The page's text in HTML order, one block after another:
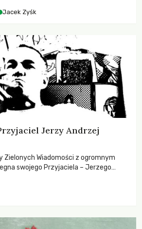
Jacek Zyśk
Jerzy Andrzej
Zielonych Wiadomości z ogromnym
swojego Przyjaciela – Jerzego